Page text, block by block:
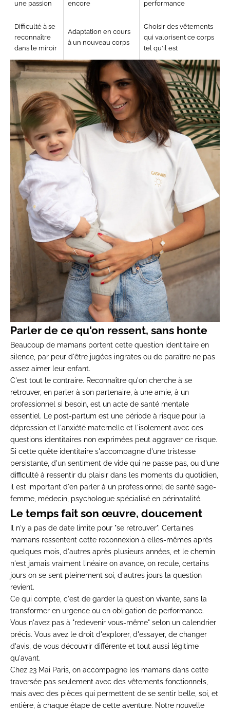
une passion encore performance
Difficulté à se
reconnaître
dans le miroir
Adaptation en cours
à un nouveau corps
Choisir des vêtements
qui valorisent ce corps
tel qu'il est
Parler de ce qu'on ressent, sans honte
Beaucoup de mamans portent cette question identitaire en
silence, par peur d'être jugées ingrates ou de paraître ne pas
assez aimer leur enfant.
C'est tout le contraire. Reconnaître qu'on cherche à se
retrouver, en parler à son partenaire, à une amie, à un
professionnel si besoin, est un acte de santé mentale
essentiel. Le post-partum est une période à risque pour la
dépression et l'anxiété maternelle et l'isolement avec ces
questions identitaires non exprimées peut aggraver ce risque.
Si cette quête identitaire s'accompagne d'une tristesse
persistante, d'un sentiment de vide qui ne passe pas, ou d'une
difficulté à ressentir du plaisir dans les moments du quotidien,
il est important d'en parler à un professionnel de santé sage-
femme, médecin, psychologue spécialisé en périnatalité.
Le temps fait son œuvre, doucement
Il n'y a pas de date limite pour "se retrouver". Certaines
mamans ressentent cette reconnexion à elles-mêmes après
quelques mois, d'autres après plusieurs années, et le chemin
n'est jamais vraiment linéaire on avance, on recule, certains
jours on se sent pleinement soi, d'autres jours la question
revient.
Ce qui compte, c'est de garder la question vivante, sans la
transformer en urgence ou en obligation de performance.
Vous n'avez pas à "redevenir vous-même" selon un calendrier
précis. Vous avez le droit d'explorer, d'essayer, de changer
d'avis, de vous découvrir différente et tout aussi légitime
qu'avant.
Chez 23 Mai Paris, on accompagne les mamans dans cette
traversée pas seulement avec des vêtements fonctionnels,
mais avec des pièces qui permettent de se sentir belle, soi, et
entière, à chaque étape de cette aventure. Notre nouvelle